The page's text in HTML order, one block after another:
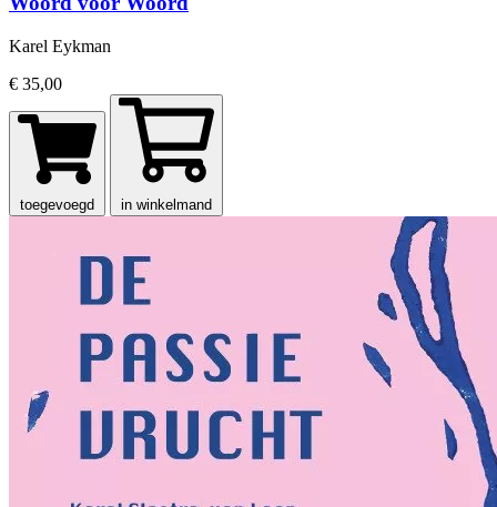
Karel Eykman
€ 35,00
toegevoegd in winkelmand